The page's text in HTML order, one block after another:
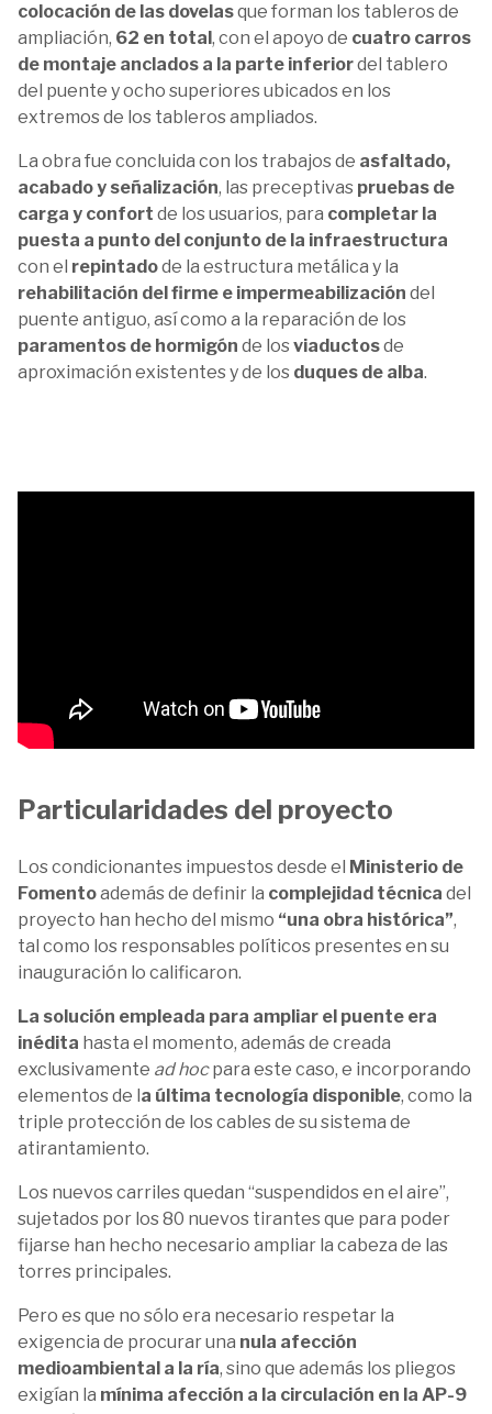
colocación de las dovelasque forman los tableros de
ampliación, 62 en total , con el apoyo de cuatro carros
de montaje anclados a la parte inferiordel tablero
del puente y ocho superiores ubicados en los
extremos de los tableros ampliados.
La obra fue concluida con los trabajos de asfaltado,
acabado y señalización, las preceptivas pruebas de
carga y confort de los usuarios, para completar la
puesta a punto del conjunto de la infraestructura
con el repintadode la estructura metálica y la
rehabilitación del firme e impermeabilización del
puente antiguo, así como a la reparación de los
paramentos de hormigón de losviaductosde
aproximación existentes y de los duques de alba.
Particularidades del proyecto
Los condicionantes impuestos desde el Ministerio de
Fomentoademás de definir la complejidad técnica del
proyecto han hecho del mismo “una obra histórica”,
tal como los responsables políticos presentes en su
inauguración lo calificaron.
La solución empleada para ampliar el puente era
inédita hasta el momento, además de creada
exclusivamente ad hocpara este caso, e incorporando
elementos de l a última tecnología disponible, como la
triple protección de los cables de su sistema de
atirantamiento.
Los nuevos carriles quedan “suspendidos en el aire”,
sujetados por los 80 nuevos tirantes que para poder
fijarse han hecho necesario ampliar la cabeza de las
torres principales.
Pero es que no sólo era necesario respetar la
exigencia de procurar una nula afección
medioambiental a la ría, sino que además los pliegos
exigían la mínima afección a la circulación en la AP-9